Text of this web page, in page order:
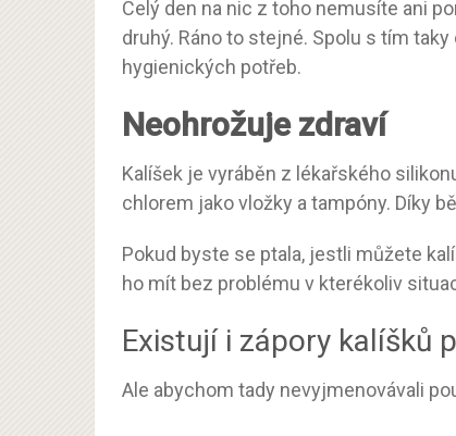
Celý den na nic z toho nemusíte ani
druhý. Ráno to stejné. Spolu s tím
hygienických potřeb.
Neohrožuje zdraví
Kalíšek je vyráběn z lékařského
chlorem jako vložky a tampóny. Díky
Pokud byste se ptala, jestli můžete
ho mít bez problému v kterékoliv
Existují i zápory kalíšků
Ale abychom tady nevyjmenovávali